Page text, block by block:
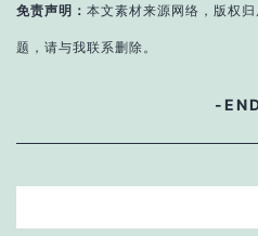
免责声明： 本文素材来源网络，版权
题，请与我联系删除。
-